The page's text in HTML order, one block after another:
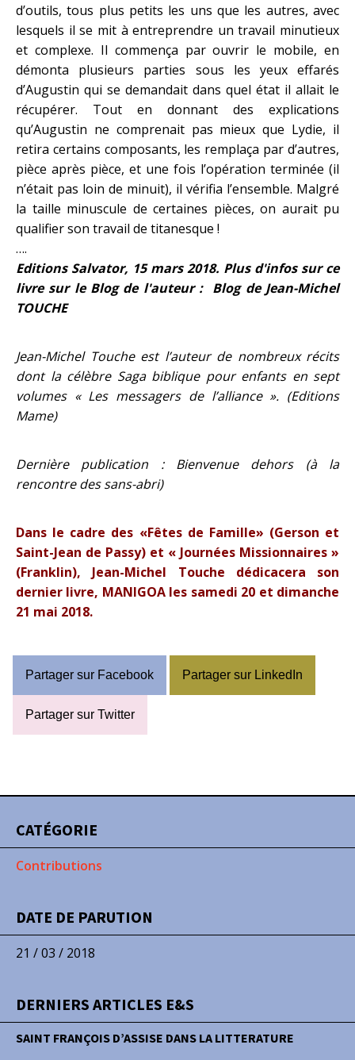
CATÉGORIE
Contributions
DATE DE PARUTION
21 / 03 / 2018
DERNIERS ARTICLES E&S
SAINT FRANÇOIS D’ASSISE DANS LA LITTERATURE
d’outils, tous plus petits les uns que les autres, avec
lesquels il se mit à entreprendre un travail minutieux
et complexe. Il commença par ouvrir le mobile, en
démonta plusieurs parties sous les yeux effarés
d’Augustin qui se demandait dans quel état il allait le
récupérer. Tout en donnant des explications
qu’Augustin ne comprenait pas mieux que Lydie, il
retira certains composants, les remplaça par d’autres,
pièce après pièce, et une fois l’opération terminée (il
n’était pas loin de minuit), il vérifia l’ensemble. Malgré
la taille minuscule de certaines pièces, on aurait pu
qualifier son travail de titanesque !
….
Editions Salvator, 15 mars 2018. Plus d'infos sur ce
livre sur le Blog de l'auteur : Blog de Jean-Michel
TOUCHE
Jean-Michel Touche est l’auteur de nombreux récits
dont la célèbre Saga biblique pour enfants en sept
volumes « Les messagers de l’alliance ». (Editions
Mame)
Dernière publication : Bienvenue dehors (à la
rencontre des sans-abri)
Dans le cadre des «Fêtes de Famille» (Gerson et
Saint-Jean de Passy) et « Journées Missionnaires »
(Franklin), Jean-Michel Touche dédicacera son
dernier livre, MANIGOA les samedi 20 et dimanche
21 mai 2018.
Partager sur Facebook Partager sur LinkedIn
Partager sur Twitter